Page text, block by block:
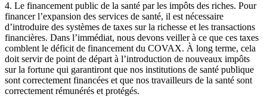
4. Le financement public de la santé par les impôts des riches. Pour
financer l’expansion des services de santé, il est nécessaire
d’introduire des systèmes de taxes sur la richesse et les transactions
financières. Dans l’immédiat, nous devons veiller à ce que ces taxes
comblent le déficit de financement du COVAX. À long terme, cela
doit servir de point de départ à l’introduction de nouveaux impôts
sur la fortune qui garantiront que nos institutions de santé publique
sont correctement financées et que nos travailleurs de la santé sont
correctement rémunérés et protégés.